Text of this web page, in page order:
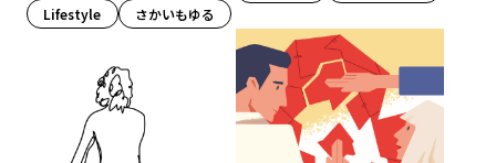
Lifestyle​ さかいもゆる